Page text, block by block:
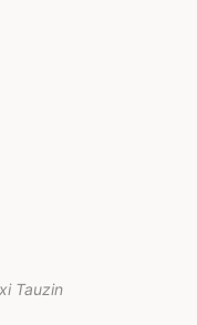
Tauzin